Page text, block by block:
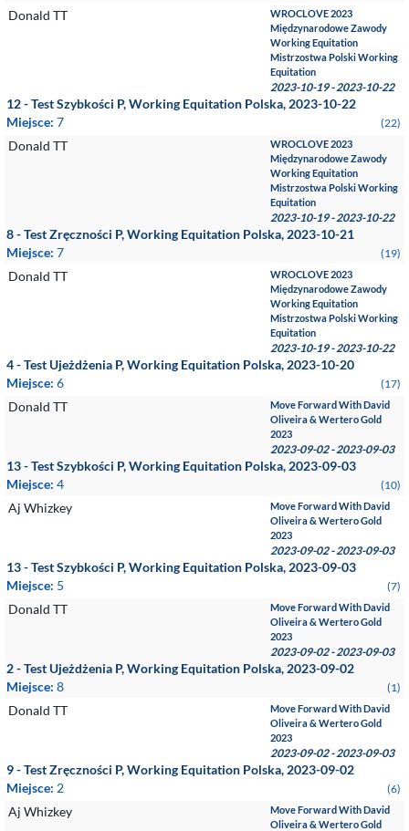
Donald TT
WROCLOVE 2023
Międzynarodowe Zawody
Working Equitation
Mistrzostwa Polski Working
Equitation
2023-10-19 - 2023-10-22
12 - Test Szybkości P, Working Equitation Polska, 2023-10-22
Miejsce: 7 (22)
Donald TT
WROCLOVE 2023
Międzynarodowe Zawody
Working Equitation
Mistrzostwa Polski Working
Equitation
2023-10-19 - 2023-10-22
8 - Test Zręczności P, Working Equitation Polska, 2023-10-21
Miejsce: 7 (19)
Donald TT
WROCLOVE 2023
Międzynarodowe Zawody
Working Equitation
Mistrzostwa Polski Working
Equitation
2023-10-19 - 2023-10-22
4 - Test Ujeżdżenia P, Working Equitation Polska, 2023-10-20
Miejsce: 6 (17)
Donald TT
Move Forward With David
Oliveira & Wertero Gold
2023
2023-09-02 - 2023-09-03
13 - Test Szybkości P, Working Equitation Polska, 2023-09-03
Miejsce: 4 (10)
Aj Whizkey
Move Forward With David
Oliveira & Wertero Gold
2023
2023-09-02 - 2023-09-03
13 - Test Szybkości P, Working Equitation Polska, 2023-09-03
Miejsce: 5 (7)
Donald TT
Move Forward With David
Oliveira & Wertero Gold
2023
2023-09-02 - 2023-09-03
2 - Test Ujeżdżenia P, Working Equitation Polska, 2023-09-02
Miejsce: 8 (1)
Donald TT
Move Forward With David
Oliveira & Wertero Gold
2023
2023-09-02 - 2023-09-03
9 - Test Zręczności P, Working Equitation Polska, 2023-09-02
Miejsce: 2 (6)
Aj Whizkey
Move Forward With David
Oliveira & Wertero Gold